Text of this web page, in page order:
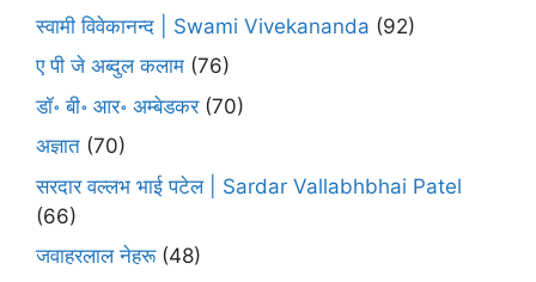
स्वामी विवेकानन्द | Swami Vivekananda (92)
ए पी जे अब्दुल कलाम (76)
डॉ॰ बी॰ आर॰ अम्बेडकर(70)
अज्ञात (70)
सरदार वल्लभ भाई पटेल | Sardar Vallabhbhai Patel
(66)
जवाहरलाल नेहरू(48)